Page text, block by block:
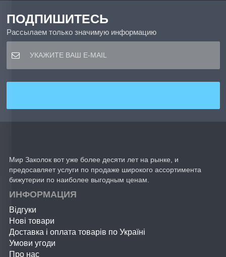
ПОДПИШИТЕСЬ
Рассылаем только значимую информацию
Мир Заколок вот уже более десяти лет на рынке, и
предосавляет услуги по продаже широкого ассортимента
бижутерии по наиболее выгодным ценам.
ИНФОРМАЦИЯ
Відгуки
Нові товари
Доставка і оплата товарів по Україні
Умови угоди
Про нас